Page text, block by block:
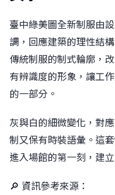
臺中綠美圖全新制服由
調，回應建築的理性結
傳統制服的制式輪廓，
有辨識度的形象，讓工
的一部分。
灰與白的細微變化，對
制又保有時裝語彙。這
進入場館的第一刻，建
🔎 資訊參考來源：